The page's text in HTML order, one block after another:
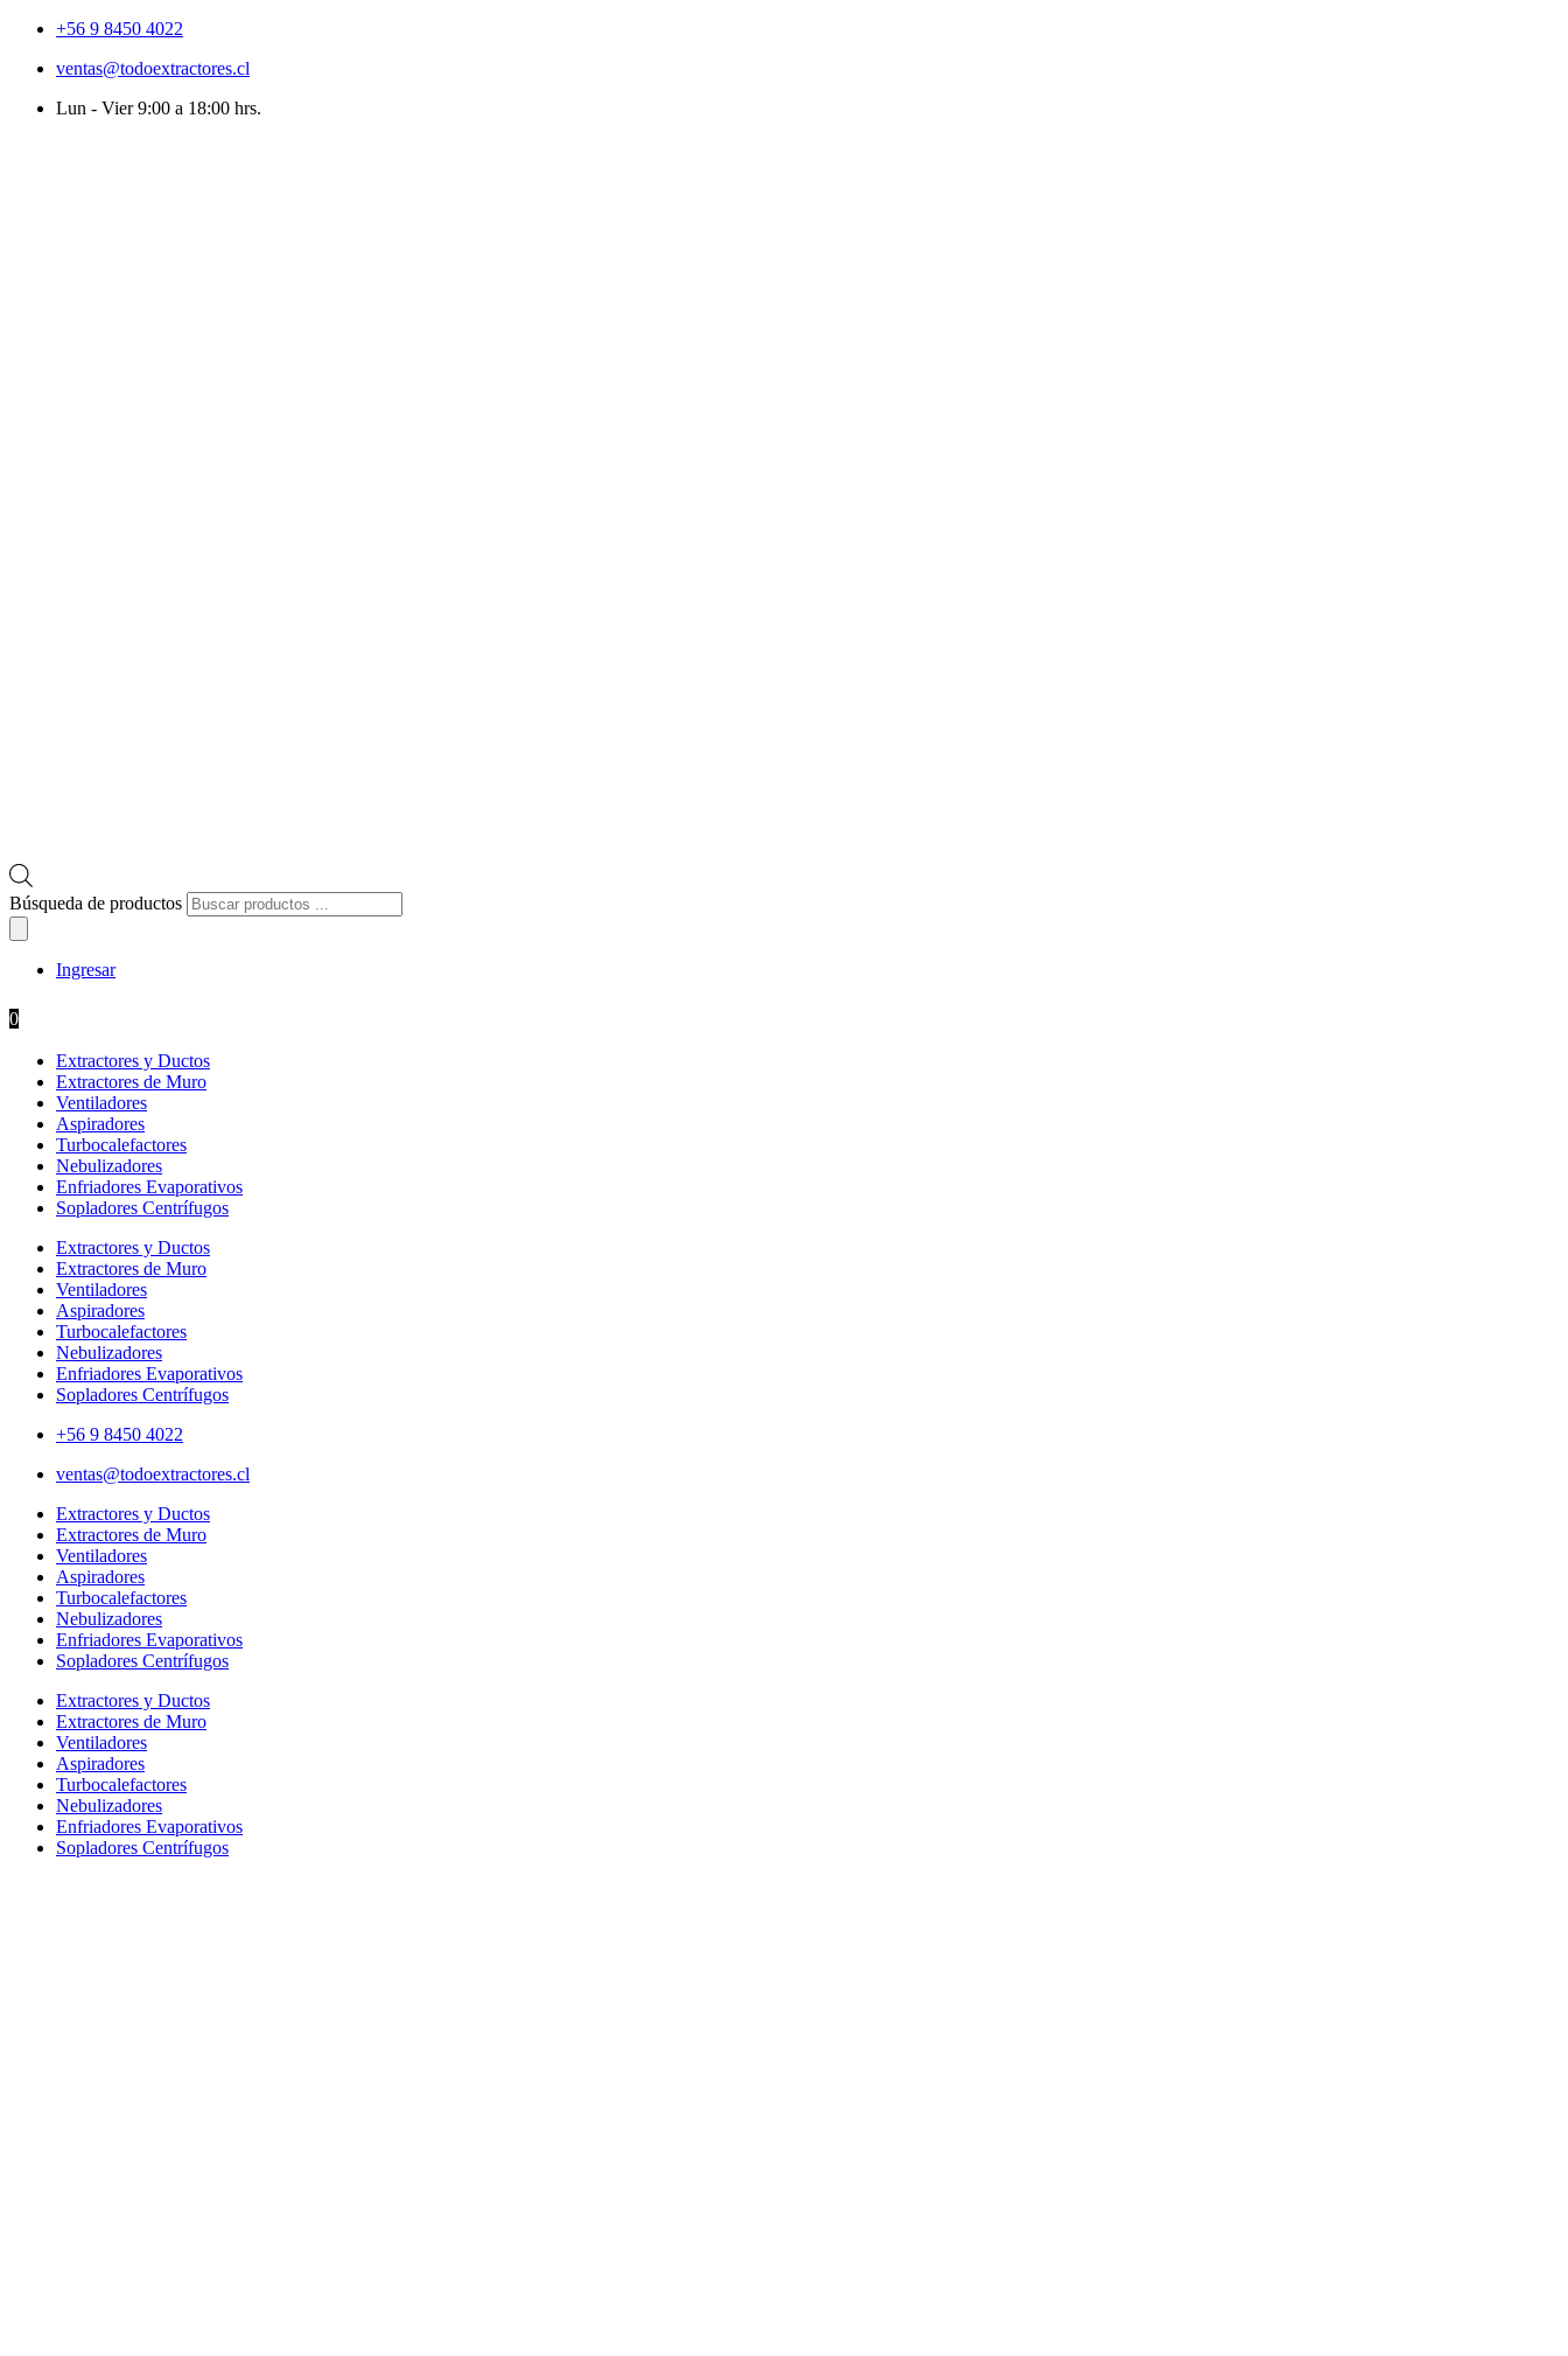
+56 9 8450 4022
ventas@todoextractores.cl
Lun - Vier 9:00 a 18:00 hrs.
Búsqueda de productos
Ingresar
0
Extractores y Ductos
Extractores de Muro
Ventiladores
Aspiradores
Turbocalefactores
Nebulizadores
Enfriadores Evaporativos
Sopladores Centrífugos
Extractores y Ductos
Extractores de Muro
Ventiladores
Aspiradores
Turbocalefactores
Nebulizadores
Enfriadores Evaporativos
Sopladores Centrífugos
+56 9 8450 4022
ventas@todoextractores.cl
Extractores y Ductos
Extractores de Muro
Ventiladores
Aspiradores
Turbocalefactores
Nebulizadores
Enfriadores Evaporativos
Sopladores Centrífugos
Extractores y Ductos
Extractores de Muro
Ventiladores
Aspiradores
Turbocalefactores
Nebulizadores
Enfriadores Evaporativos
Sopladores Centrífugos